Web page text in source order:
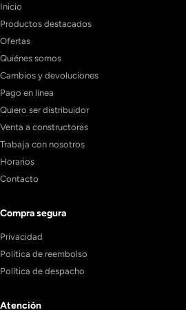
Inicio
Productos destacados
Ofertas
Quiénes somos
Cambios y devoluciones
Pago en línea
Quiero ser distribuidor
Venta a constructoras
Trabaja con nosotros
Horarios
Contacto
Compra segura
Privacidad
Política de reembolso
Política de despacho
Atención